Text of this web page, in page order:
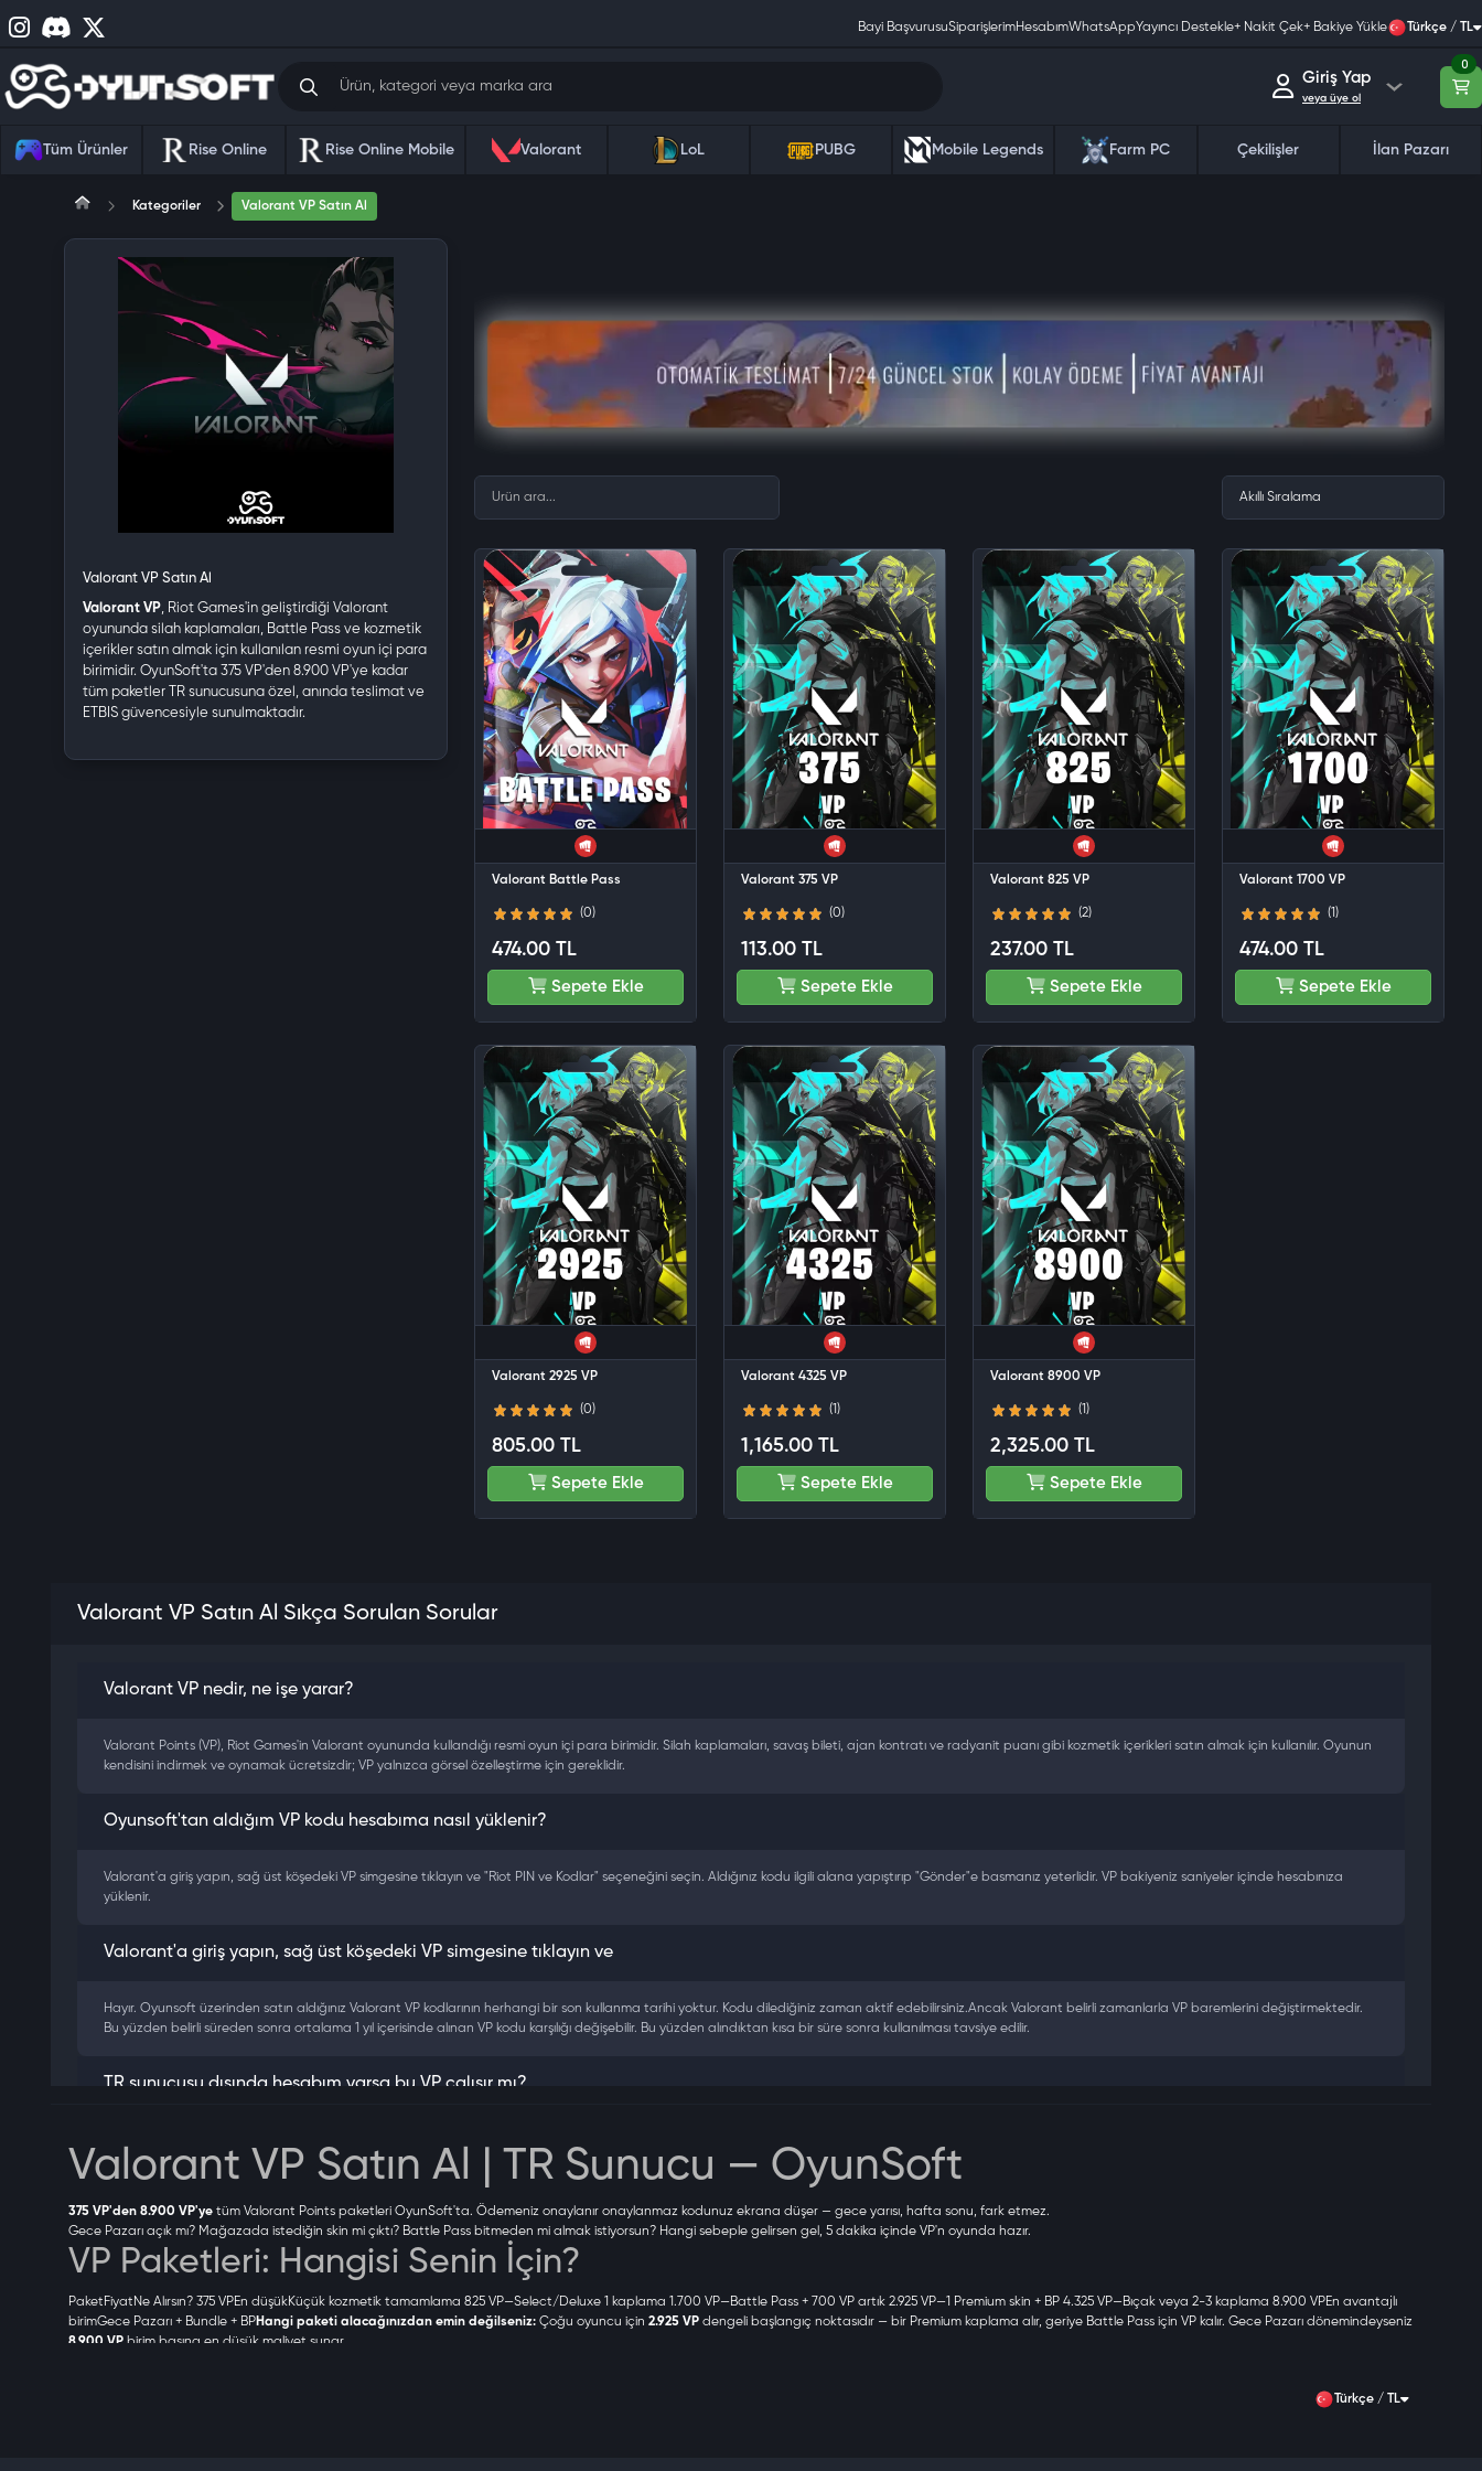
Bayi BaşvurusuSiparişlerimHesabımWhatsAppYayıncı Destekle+ Nakit Çek+ Bakiye Yükle Türkçe / TL
Giriş Yap
veya üye ol
0
Tüm Ürünler Rise Online Rise Online Mobile Valorant LoL PUBG Mobile Legends Farm PC Çekilişler İlan Pazarı
Kategoriler Valorant VP Satın Al
Valorant VP Satın Al
Valorant VP, Riot Games'in geliştirdiği Valorant
oyununda silah kaplamaları, Battle Pass ve kozmetik
içerikler satın almak için kullanılan resmi oyun içi para
birimidir. OyunSoft'ta 375 VP'den 8.900 VP'ye kadar
tüm paketler TR sunucusuna özel, anında teslimat ve
ETBIS güvencesiyle sunulmaktadır.
Valorant Battle Pass
(0)
474.00 TL
Sepete Ekle
Valorant 375 VP
(0)
113.00 TL
Sepete Ekle
Valorant 825 VP
(2)
237.00 TL
Sepete Ekle
Valorant 1700 VP
(1)
474.00 TL
Sepete Ekle
Valorant 2925 VP
(0)
805.00 TL
Sepete Ekle
Valorant 4325 VP
(1)
1,165.00 TL
Sepete Ekle
Valorant 8900 VP
(1)
2,325.00 TL
Sepete Ekle
Valorant VP Satın Al Sıkça Sorulan Sorular
Valorant VP nedir, ne işe yarar?
Valorant Points (VP), Riot Games'in Valorant oyununda kullandığı resmi oyun içi para birimidir. Silah kaplamaları, savaş bileti, ajan kontratı ve radyanit puanı gibi kozmetik içerikleri satın almak için kullanılır. Oyunun
kendisini indirmek ve oynamak ücretsizdir; VP yalnızca görsel özelleştirme için gereklidir.
Oyunsoft'tan aldığım VP kodu hesabıma nasıl yüklenir?
Valorant'a giriş yapın, sağ üst köşedeki VP simgesine tıklayın ve "Riot PIN ve Kodlar" seçeneğini seçin. Aldığınız kodu ilgili alana yapıştırıp "Gönder"e basmanız yeterlidir. VP bakiyeniz saniyeler içinde hesabınıza
yüklenir.
Valorant'a giriş yapın, sağ üst köşedeki VP simgesine tıklayın ve
Hayır. Oyunsoft üzerinden satın aldığınız Valorant VP kodlarının herhangi bir son kullanma tarihi yoktur. Kodu dilediğiniz zaman aktif edebilirsiniz.Ancak Valorant belirli zamanlarla VP baremlerini değiştirmektedir.
Bu yüzden belirli süreden sonra ortalama 1 yıl içerisinde alınan VP kodu karşılığı değişebilir. Bu yüzden alındıktan kısa bir süre sonra kullanılması tavsiye edilir.
TR sunucusu dışında hesabım varsa bu VP çalışır mı?
Amacınıza göre değişir. Yalnızca savaş bileti alacaksanız 1.700 VP paketi idealdir. Bir silah kaplaması hedefliyorsanız 2.925 VP dengeli bir seçimdir. Uzun vadeli alışveriş planlıyorsanız 8.900 VP paketi birim başına en
düşük maliyeti sunar.
8.900 VP paketi ne zaman mantıklı?
Valorant VP Satın Al | TR Sunucu — OyunSoft
375 VP'den 8.900 VP'yetüm Valorant Points paketleri OyunSoft'ta. Ödemeniz onaylanır onaylanmaz kodunuz ekrana düşer — gece yarısı, hafta sonu, fark etmez.
Gece Pazarı açık mı? Mağazada istediğin skin mi çıktı? Battle Pass bitmeden mi almak istiyorsun? Hangi sebeple gelirsen gel, 5 dakika içinde VP'n oyunda hazır.
VP Paketleri: Hangisi Senin İçin?
PaketFiyatNe Alırsın? 375 VPEn düşükKüçük kozmetik tamamlama 825 VP—Select/Deluxe 1 kaplama 1.700 VP—Battle Pass + 700 VP artık 2.925 VP—1 Premium skin + BP 4.325 VP—Bıçak veya 2-3 kaplama 8.900 VPEn avantajlı
birimGece Pazarı + Bundle + BPHangi paketi alacağınızdan emin değilseniz:Çoğu oyuncu için 2.925 VPdengeli başlangıç noktasıdır — bir Premium kaplama alır, geriye Battle Pass için VP kalır. Gece Pazarı dönemindeyseniz
8.900 VPbirim başına en düşük maliyet sunar.
Türkçe / TL